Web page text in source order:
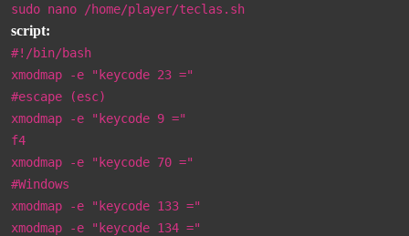
sudo nano /home/player/teclas.sh
script:
#!/bin/bash
xmodmap -e "keycode 23 ="
#escape (esc)
xmodmap -e "keycode 9 ="
f4
xmodmap -e "keycode 70 ="
#Windows
xmodmap -e "keycode 133 ="
xmodmap -e "keycode 134 ="